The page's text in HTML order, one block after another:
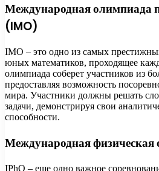
Международная олимпиада
(IMO)
IMO – это одно из самых
юных математиков, проходящее
олимпиада соберет участников из
предоставляя возможность
мира. Участники должны решать
задачи, демонстрируя свои
способности.
Международная
IPhO – еще одно важное